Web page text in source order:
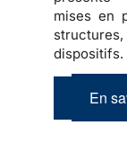
mises en
dispositifs.
En